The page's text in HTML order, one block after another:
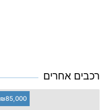
רכבים אחרים
₪85,000